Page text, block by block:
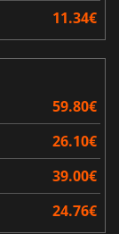
11.34€
59.80€
26.10€
39.00€
24.76€